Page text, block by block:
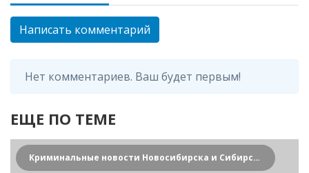
Написать комментарий
Нет комментариев. Ваш будет первым!
ЕЩЕ ПО ТЕМЕ
Криминальные новости Новосибирска и Сибирского региона